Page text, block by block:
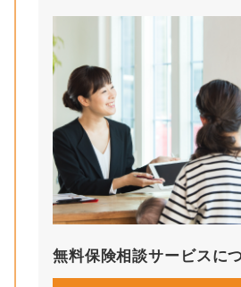
無料保険相談サービスに